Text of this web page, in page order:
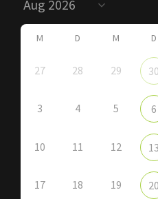
M D M D
27 28 29 30
3 4 5 6
10 11 12 13
17 18 19 20